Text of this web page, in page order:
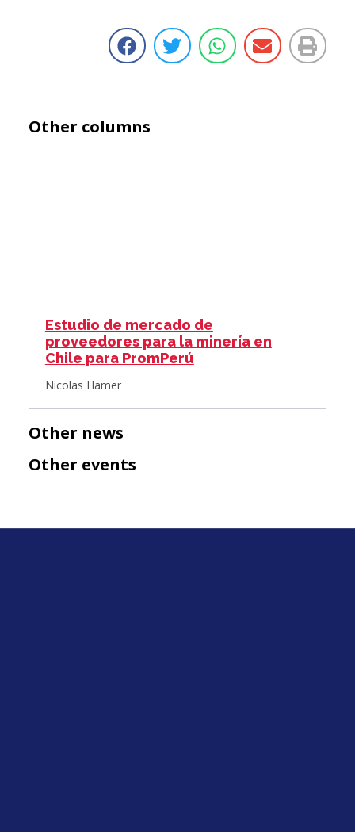
Other columns
Estudio de mercado de
proveedores para la minería en
Chile para PromPerú
Nicolas Hamer
Other news
Other events